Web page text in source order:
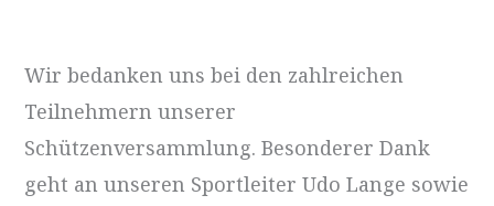
Wir bedanken uns bei den zahlreichen
Teilnehmern unserer
Schützenversammlung. Besonderer Dank
geht an unseren Sportleiter Udo Lange sowie